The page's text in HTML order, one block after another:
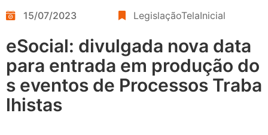
15/07/2023 LegislaçãoTelaInicial
eSocial: divulgada nova data
para entrada em produção do
s eventos de Processos Traba
lhistas